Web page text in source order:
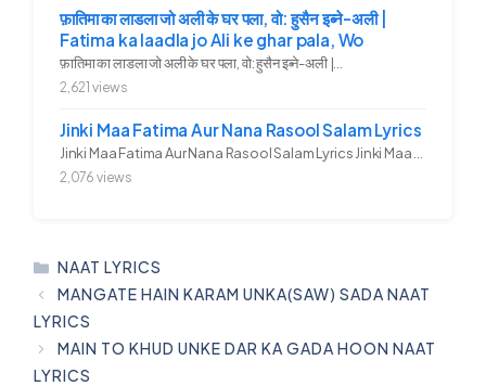
फ़ातिमा का लाडला जो अली के घर पला, वो: हुसैन इब्ने-अली |
Fatima ka laadla jo Ali ke ghar pala, Wo
फ़ातिमा का लाडला जो अली के घर पला, वो: हुसैन इब्ने-अली |...
2,621 views
Jinki Maa Fatima Aur Nana Rasool Salam Lyrics
2,076 views
CATEGORIES
NAAT LYRICS
MANGATE HAIN KARAM UNKA(SAW) SADA NAAT
LYRICS
MAIN TO KHUD UNKE DAR KA GADA HOON NAAT
LYRICS